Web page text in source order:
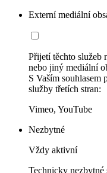
Externí mediální
Přijetí těchto služeb
nebo jiný mediální
S Vaším souhlasem
služby třetích stran:
Vimeo, YouTube
Nezbytné
Vždy aktivní
Technicky